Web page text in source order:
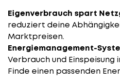
Eigenverbrauch spart
reduziert deine
Marktpreisen.
Energiemanagement-
Verbrauch und
Finde einen passenden